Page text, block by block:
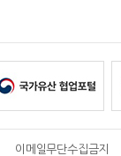
이메일무단수집금지